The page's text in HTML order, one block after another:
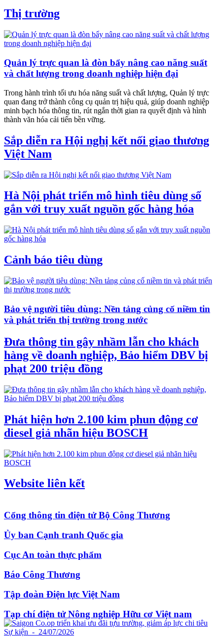
Thị trường
Quản lý trực quan là đòn bẩy nâng cao năng suất
và chất lượng trong doanh nghiệp hiện đại
Trong hành trình tối ưu hóa năng suất và chất lượng, Quản lý trực
quan đang trở thành công cụ quản trị hiệu quả, giúp doanh nghiệp
minh bạch hóa thông tin, rút ngắn thời gian ra quyết định và hình
thành văn hóa cải tiến bền vững.
Sắp diễn ra Hội nghị kết nối giao thương
Việt Nam
Hà Nội phát triển mô hình tiêu dùng số
gắn với truy xuất nguồn gốc hàng hóa
Cảnh báo tiêu dùng
Bảo vệ người tiêu dùng: Nền tảng củng cố niềm tin
và phát triển thị trường trong nước
Đưa thông tin gây nhầm lẫn cho khách
hàng về doanh nghiệp, Bảo hiểm DBV bị
phạt 200 triệu đồng
Phát hiện hơn 2.100 kim phun động cơ
diesel giả nhãn hiệu BOSCH
Website liên kết
Cổng thông tin điện tử Bộ Công Thương
Ủy ban Cạnh tranh Quốc gia
Cục An toàn thực phẩm
Báo Công Thương
Tập đoàn Điện lực Việt Nam
Tạp chí điện tử Nông nghiệp Hữu cơ Việt nam
Sự kiện - 24/07/2026